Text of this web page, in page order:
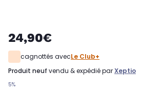
24,90€
cagnottés avecLe Club+
produit neuf vendu & expédié parXeptio
5%